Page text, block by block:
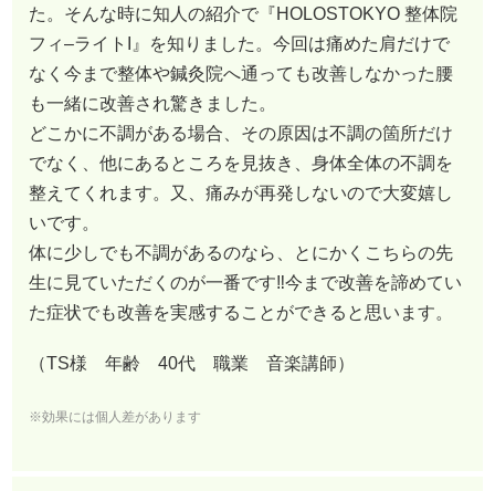
た。そんな時に知人の紹介で『HOLOSTOKYO 整体院
フィ–ライトI』を知りました。今回は痛めた肩だけで
なく今まで整体や鍼灸院へ通っても改善しなかった腰
も一緒に改善され驚きました。
どこかに不調がある場合、その原因は不調の箇所だけ
でなく、他にあるところを見抜き、身体全体の不調を
整えてくれます。又、痛みが再発しないので大変嬉し
いです。
体に少しでも不調があるのなら、とにかくこちらの先
生に見ていただくのが一番です‼︎今まで改善を諦めてい
た症状でも改善を実感することができると思います。
（TS様 年齢 40代 職業 音楽講師）
※効果には個人差があります